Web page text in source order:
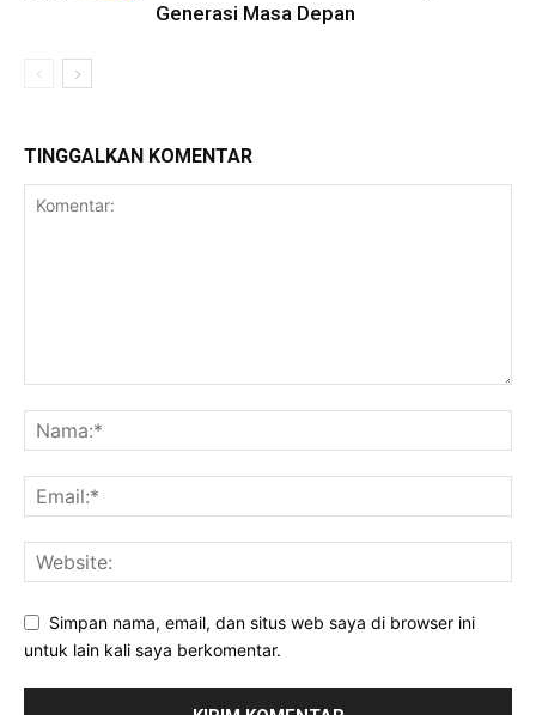
Generasi Masa Depan
TINGGALKAN KOMENTAR
Simpan nama, email, dan situs web saya di browser ini
untuk lain kali saya berkomentar.